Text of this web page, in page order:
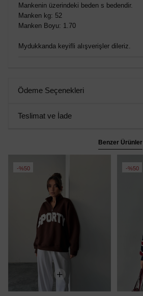
Mankenin üzerindeki beden s bedendir.
Manken kg: 52
Manken Boyu: 1.70
Mydukkanda keyifli alışverişler dileriz.
Ödeme Seçenekleri
Teslimat ve İade
Benzer Ürünler
%50 %50